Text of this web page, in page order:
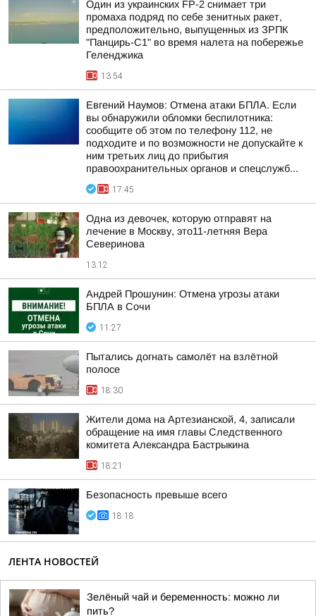
Один из украинских FP-2 снимает три
промаха подряд по себе зенитных ракет,
предположительно, выпущенных из ЗРПК
"Панцирь-С1" во время налета на побережье
Геленджика
13:54
Евгений Наумов: Отмена атаки БПЛА. Если
вы обнаружили обломки беспилотника:
сообщите об этом по телефону 112, не
подходите и по возможности не допускайте к
ним третьих лиц до прибытия
правоохранительных органов и спецслужб...
17:45
Одна из девочек, которую отправят на
лечение в Москву, это11-летняя Вера
Северинова
13:12
Андрей Прошунин: Отмена угрозы атаки
БПЛА в Сочи
11:27
Пытались догнать самолёт на взлётной
полосе
18:30
Жители дома на Артезианской, 4, записали
обращение на имя главы Следственного
комитета Александра Бастрыкина
18:21
Безопасность превыше всего
18:18
ЛЕНТА НОВОСТЕЙ
Зелёный чай и беременность: можно ли
пить?